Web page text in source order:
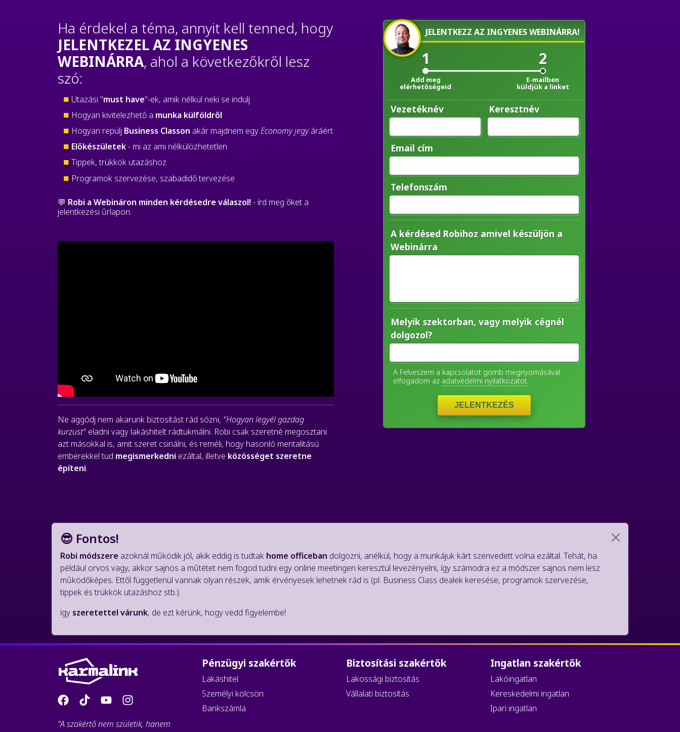
Ha érdekel a téma, annyit kell tenned, hogy
JELENTKEZEL AZ INGYENES
WEBINÁRRA, ahol a következőkről lesz
szó:
Utazási "must have"-ek, amik nélkül neki se indulj
Hogyan kivitelezhető a munka külföldről
Hogyan repülj Business Classon akár majdnem egyEconomy jegyáráért
Előkészületek- mi az ami nélkülözhetetlen
Tippek, trükkök utazáshoz
Programok szervezése, szabadidő tervezése
💬 Robi a Webináron minden kérdésedre válaszol! - írd meg őket a
jelentkezési űrlapon.
Ne aggódj nem akarunk biztosítást rád sózni, "Hogyan legyél gazdag
kurzust" eladni vagy lakáshitelt rádtukmálni. Robi csak szeretné megosztani
azt másokkal is, amit szeret csinálni, és reméli, hogy hasonló mentalitású
emberekkel tud megismerkedni ezáltal, illetve közösséget szeretne
építeni.
JELENTKEZZ AZ INGYENES WEBINÁRRA!
1
Add meg
elérhetőségeid
2
E-mailben
küldjük a linket
Vezetéknév Keresztnév
Email cím
Telefonszám
A kérdésed Robihoz amivel készüljön a
Webinárra
Melyik szektorban, vagy melyik cégnél
dolgozol?
A Felveszem a kapcsolatot gomb megnyomásával
elfogadom az adatvédelmi nyilatkozatot.
😎 Fontos!
Robi módszere azoknál működik jól, akik eddig is tudtak home officeban dolgozni, anélkül, hogy a munkájuk kárt szenvedett volna ezáltal. Tehát, ha
például orvos vagy, akkor sajnos a műtétet nem fogod tudni egy online meetingen keresztül levezényelni, így számodra ez a módszer sajnos nem lesz
működőképes. Ettől függetlenül vannak olyan részek, amik érvényesek lehetnek rád is (pl. Business Class dealek keresése, programok szervezése,
tippek és trükkök utazáshoz stb.).
így szeretettel várunk, de ezt kérünk, hogy vedd figyelembe!
"A szakértő nem születik, hanem
Pénzügyi szakértők
Lakáshitel
Személyi kölcsön
Bankszámla
Biztosítási szakértők
Lakossági biztosítás
Vállalati biztosítás
Ingatlan szakértők
Lakóingatlan
Kereskedelmi ingatlan
Ipari ingatlan